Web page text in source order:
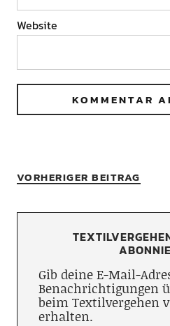
Website
VORHERIGER BEITRAG
Gib deine E-Mail-
Benachrichtigungen
beim Textilvergehen
erhalten.